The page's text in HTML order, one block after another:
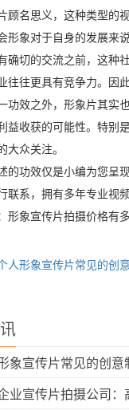
顾名思义，这种类型的
形象对于自身的发展来
确切的交流之前，这种
往往更具有竞争力。因
功效之外，形象片其实
益收获的可能性。特别
大众关注。
的功效仅是小编为您呈
联系，拥有多年专业视
形象宣传片拍摄价格有
人形象宣传片常见的创
象宣传片常见的创意
业宣传片拍摄公司